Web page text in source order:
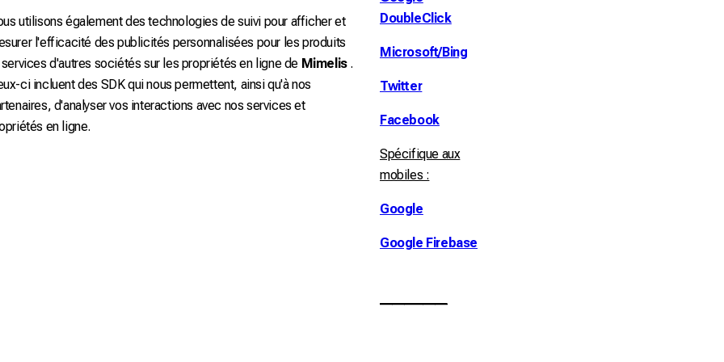
utilisons également des technologies de suivi pour afficher et
l'efficacité des publicités personnalisées pour les produits
d'autres sociétés sur les propriétés en ligne de Mimelis.
ci incluent des SDK qui nous permettent, ainsi qu'à nos
d'analyser vos interactions avec nos services et
en ligne.
DoubleClick
Microsoft/Bing
Twitter
Facebook
Spécifique aux
mobiles :
Google
Google Firebase